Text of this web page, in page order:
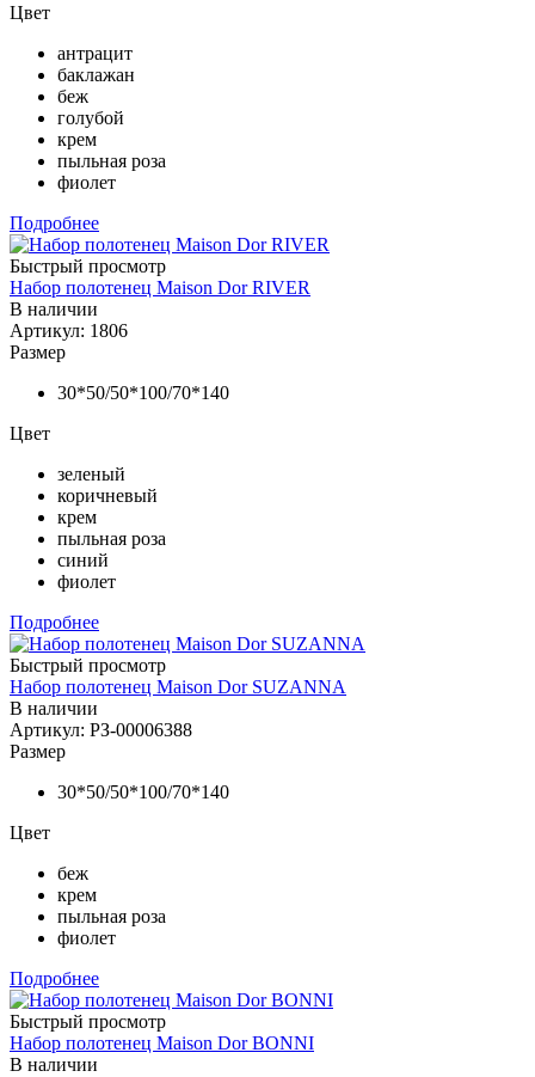
Цвет
антрацит
баклажан
беж
голубой
крем
пыльная роза
фиолет
Подробнее
Быстрый просмотр
Набор полотенец Maison Dor RIVER
В наличии
Артикул: 1806
Размер
30*50/50*100/70*140
Цвет
зеленый
коричневый
крем
пыльная роза
синий
фиолет
Подробнее
Быстрый просмотр
Набор полотенец Maison Dor SUZANNA
В наличии
Артикул: РЗ-00006388
Размер
30*50/50*100/70*140
Цвет
беж
крем
пыльная роза
фиолет
Подробнее
Быстрый просмотр
Набор полотенец Maison Dor BONNI
В наличии